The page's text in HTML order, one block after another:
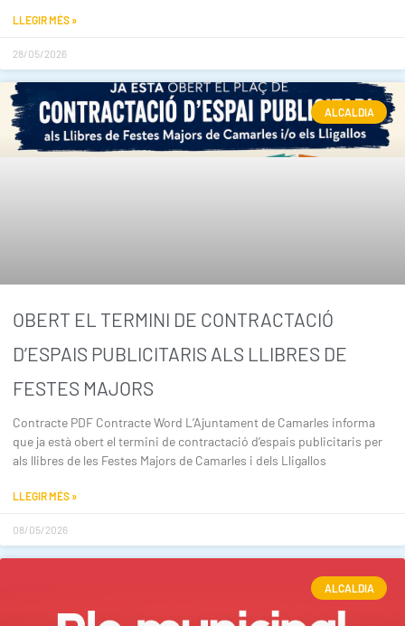
LLEGIR MÉS »
28/05/2026
ALCALDIA
OBERT EL TERMINI DE CONTRACTACIÓ
D’ESPAIS PUBLICITARIS ALS LLIBRES DE
FESTES MAJORS
Contracte PDF Contracte Word L’Ajuntament de Camarles informa
que ja està obert el termini de contractació d’espais publicitaris per
als llibres de les Festes Majors de Camarles i dels Lligallos
LLEGIR MÉS »
08/05/2026
ALCALDIA